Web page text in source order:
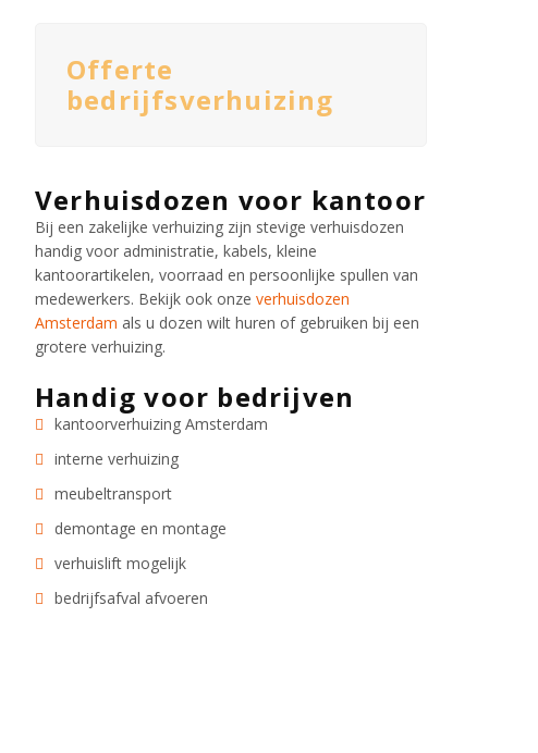
Offerte
bedrijfsverhuizing
Verhuisdozen voor kantoor
Bij een zakelijke verhuizing zijn stevige verhuisdozen
handig voor administratie, kabels, kleine
kantoorartikelen, voorraad en persoonlijke spullen van
medewerkers. Bekijk ook onze verhuisdozen
Amsterdam als u dozen wilt huren of gebruiken bij een
grotere verhuizing.
Handig voor bedrijven
kantoorverhuizing Amsterdam
interne verhuizing
meubeltransport
demontage en montage
verhuislift mogelijk
bedrijfsafval afvoeren